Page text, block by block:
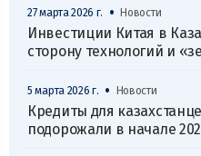
27 марта 2026 г. • Новости
Инвестиции Китая в
сторону технологий и
5 марта 2026 г. • Новости
Кредиты для
подорожали в начале